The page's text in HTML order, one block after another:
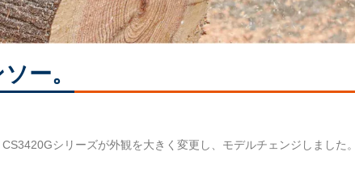
ー。
シリーズが外観を大きく変更し、モデルチェンジしました。